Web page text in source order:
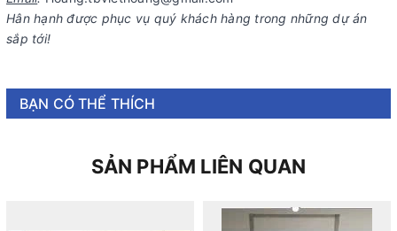
Hân hạnh được phục vụ quý khách hàng trong những dự án
sắp tới!
BẠN CÓ THỂ THÍCH
SẢN PHẨM LIÊN QUAN